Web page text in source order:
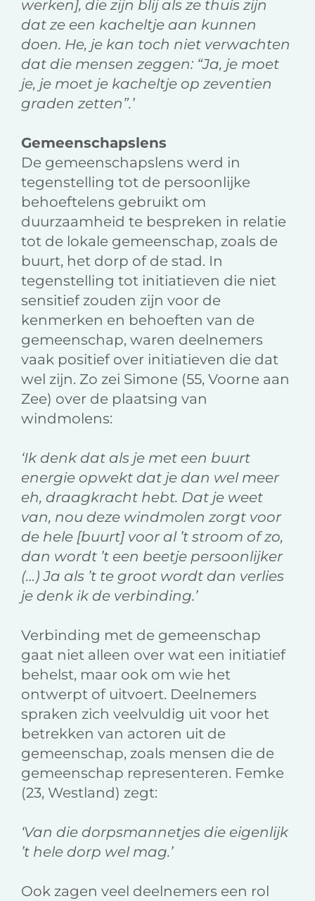
werken], die zijn blij als ze thuis zijn
dat ze een kacheltje aan kunnen
doen. He, je kan toch niet verwachten
dat die mensen zeggen: “Ja, je moet
je, je moet je kacheltje op zeventien
graden zetten”.’
Gemeenschapslens
De gemeenschapslens werd in
tegenstelling tot de persoonlijke
behoeftelens gebruikt om
duurzaamheid te bespreken in relatie
tot de lokale gemeenschap, zoals de
buurt, het dorp of de stad. In
tegenstelling tot initiatieven die niet
sensitief zouden zijn voor de
kenmerken en behoeften van de
gemeenschap, waren deelnemers
vaak positief over initiatieven die dat
wel zijn. Zo zei Simone (55, Voorne aan
Zee) over de plaatsing van
windmolens:
‘Ik denk dat als je met een buurt
energie opwekt dat je dan wel meer
eh, draagkracht hebt. Dat je weet
van, nou deze windmolen zorgt voor
de hele [buurt] voor al ’t stroom of zo,
dan wordt ’t een beetje persoonlijker
(…) Ja als ’t te groot wordt dan verlies
je denk ik de verbinding.’
Verbinding met de gemeenschap
gaat niet alleen over wat een initiatief
behelst, maar ook om wie het
ontwerpt of uitvoert. Deelnemers
spraken zich veelvuldig uit voor het
betrekken van actoren uit de
gemeenschap, zoals mensen die de
gemeenschap representeren. Femke
(23, Westland) zegt:
‘Van die dorpsmannetjes die eigenlijk
’t hele dorp wel mag.’
Ook zagen veel deelnemers een rol